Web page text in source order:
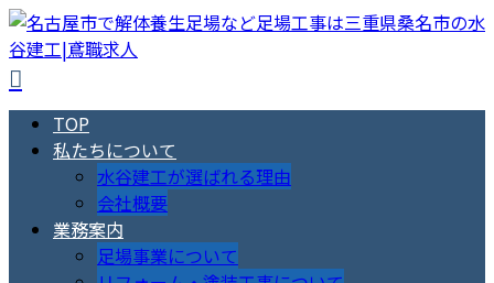
TOP
私たちについて
水谷建工が選ばれる理由
会社概要
業務案内
足場事業について